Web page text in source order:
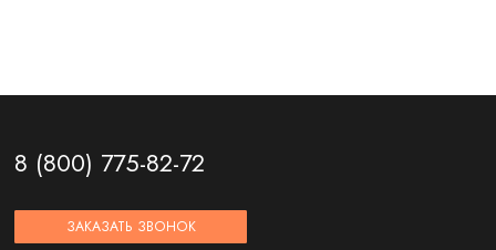
8 (800) 775-82-72
ЗАКАЗАТЬ ЗВОНОК